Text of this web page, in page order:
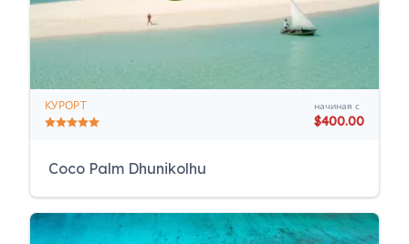
КУРОРТ начиная с
$400.00
Coco Palm Dhunikolhu